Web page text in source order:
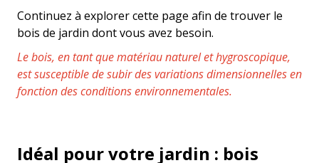
Continuez à explorer cette page afin de trouver le
bois de jardin dont vous avez besoin.
Le bois, en tant que matériau naturel et hygroscopique,
est susceptible de subir des variations dimensionnelles en
fonction des conditions environnementales.
Idéal pour votre jardin : bois